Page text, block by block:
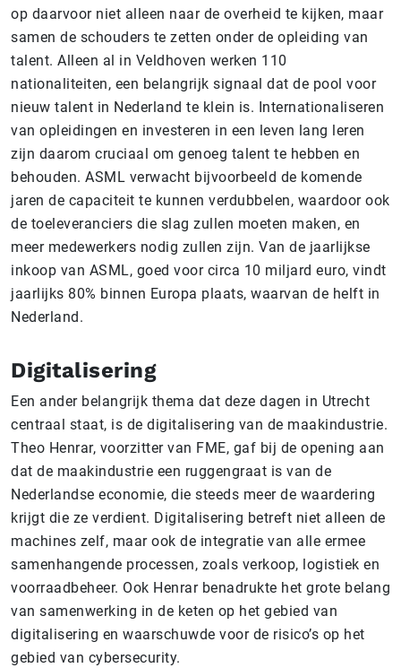
op daarvoor niet alleen naar de overheid te kijken, maar
samen de schouders te zetten onder de opleiding van
talent. Alleen al in Veldhoven werken 110
nationaliteiten, een belangrijk signaal dat de pool voor
nieuw talent in Nederland te klein is. Internationaliseren
van opleidingen en investeren in een leven lang leren
zijn daarom cruciaal om genoeg talent te hebben en
behouden. ASML verwacht bijvoorbeeld de komende
jaren de capaciteit te kunnen verdubbelen, waardoor ook
de toeleveranciers die slag zullen moeten maken, en
meer medewerkers nodig zullen zijn. Van de jaarlijkse
inkoop van ASML, goed voor circa 10 miljard euro, vindt
jaarlijks 80% binnen Europa plaats, waarvan de helft in
Nederland.
Digitalisering
Een ander belangrijk thema dat deze dagen in Utrecht
centraal staat, is de digitalisering van de maakindustrie.
Theo Henrar, voorzitter van FME, gaf bij de opening aan
dat de maakindustrie een ruggengraat is van de
Nederlandse economie, die steeds meer de waardering
krijgt die ze verdient. Digitalisering betreft niet alleen de
machines zelf, maar ook de integratie van alle ermee
samenhangende processen, zoals verkoop, logistiek en
voorraadbeheer. Ook Henrar benadrukte het grote belang
van samenwerking in de keten op het gebied van
digitalisering en waarschuwde voor de risico’s op het
gebied van cybersecurity.